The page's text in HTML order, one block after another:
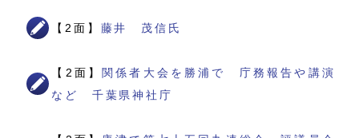
【2面】 藤井 茂信氏
【2面】 関係者大会を勝浦で 庁務報告や講演
など 千葉県神社庁